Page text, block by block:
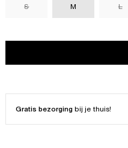
S M L
Gratis bezorgingbij je thuis!